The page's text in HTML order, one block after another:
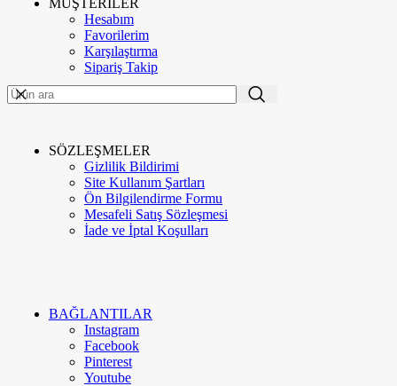
Hesabım
Favorilerim
Karşılaştırma
Sipariş Takip
SÖZLEŞMELER
Gizlilik Bildirimi
Site Kullanım Şartları
Ön Bilgilendirme Formu
Mesafeli Satış Sözleşmesi
İade ve İptal Koşulları
BAĞLANTILAR
Instagram
Facebook
Pinterest
Youtube
ME'VA GÜMÜŞ VE TAKI
TİCARET UYGULAMALARI.
Kategoriler
Kurumsal
Hakkımızda
İletişim
Google Değerlendirme
Meva Instagram